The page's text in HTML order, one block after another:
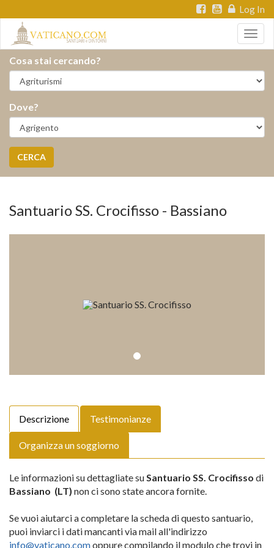
Log In
Cosa stai cercando?
Dove?
CERCA
Santuario SS. Crocifisso - Bassiano
Descrizione Testimonianze
Organizza un soggiorno
Le informazioni su dettagliate suSantuario SS. Crocifisso di
Bassiano (LT) non ci sono state ancora fornite.
Se vuoi aiutarci a completare la scheda di questo santuario,
puoi inviarci i dati mancanti via mail all'indirizzo
info@vaticano.comoppure compilando il modulo che trovi in